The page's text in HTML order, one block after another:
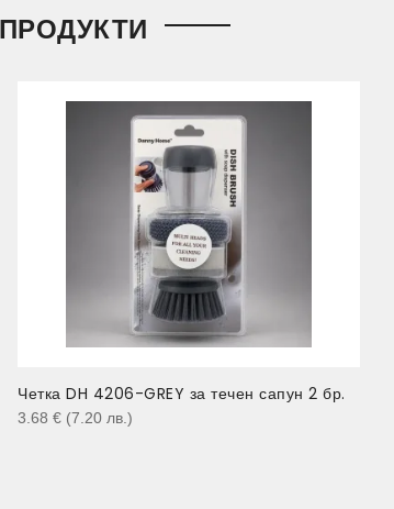
Четка DH 4206-GREY за течен сапун 2 бр.
3.68 € (7.20 лв. )